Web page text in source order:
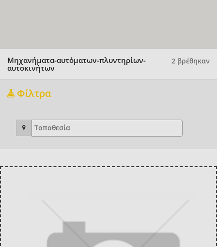
Μηχανήματα-αυτόματων-πλυντηρίων-
αυτοκινήτων
2 βρέθηκαν
Φίλτρα